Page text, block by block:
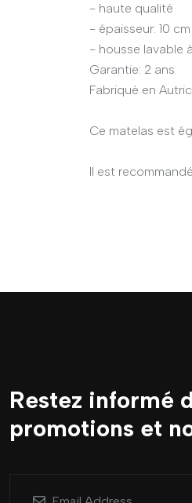
- haute qualité
- épaisseur: 10 cm
- housse lavable
Garantie: 2 ans
Fabriqué en
Ce matelas est
Il est
Restez informé
promotions et